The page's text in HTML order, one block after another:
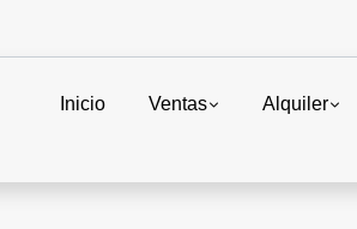
Inicio Ventas Alquiler